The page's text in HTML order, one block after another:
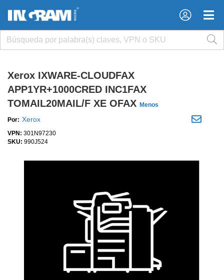
×
×
Xerox IXWARE-CLOUDFAX
APP1YR+1000CRED INC1FAX
TOMAIL20MAIL/F XE OFAX Menos
Por: Xerox
VPN: 301N97230
SKU: 990J524